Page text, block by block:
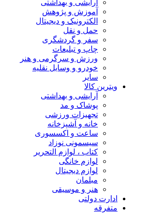
آرایشی و بهداشتی
آموزش و پژوهش
الکترونیک و دیجیتال
حمل و نقل
سفر و گردشگری
چاپ و تبلیعات
ورزش و سرگرمی و هنر
خودرو و وسایل نقلیه
سایر
ویترین کالا
آرایشی و بهداشتی
پوشاک و مد
تجهیزات ورزشی
خانه و آشپزخانه
ساعت و اکسسوری
سیسمونی نوزاد
کتاب ، لوازم التحریر
لوازم خانگی
لوازم دیجیتال
مبلمان
هنر و موسیقی
ادارت دولتی
متفرقه